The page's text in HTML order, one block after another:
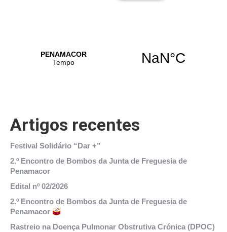
Artigos recentes
Festival Solidário “Dar +”
2.º Encontro de Bombos da Junta de Freguesia de
Penamacor
Edital nº 02/2026
2.º Encontro de Bombos da Junta de Freguesia de
Penamacor
Rastreio na Doença Pulmonar Obstrutiva Crónica (DPOC)